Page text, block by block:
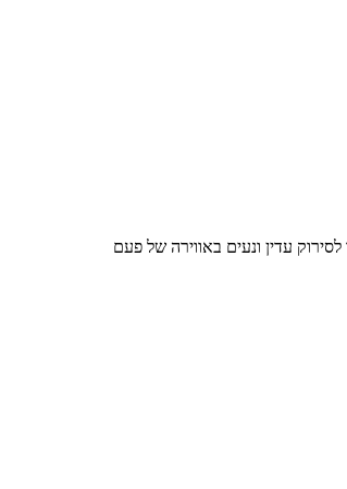
עדין ונעים באווירה של פעם